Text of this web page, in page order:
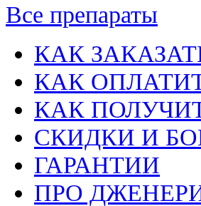
Все препараты
КАК
КАК
КАК
СКИДКИ И
ГАРАНТИИ
ПРО